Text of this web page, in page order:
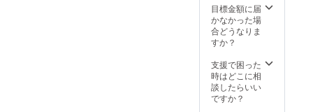
※皆様の
支援に
より量
した場
合、正
規販売
価格が
ざいま
す。ご
了承く
ご注文
状況、
使用部
材の供
込み ※
送料は
全国一
率は販
売予定
価格に
送料を
目標金額に届
かなかった場
合どうなりま
すか？
支援で困った
時はどこに相
談したらいい
ですか？